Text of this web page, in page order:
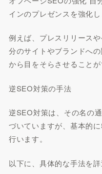
インのプレゼンスを強化し
例えば、プレスリリース
分のサイトやブランドへ
から目をそらさせることが
逆SEO対策の手法
逆SEO対策は、その名の
づいていますが、基本的
行います。
以下に、具体的な手法を詳